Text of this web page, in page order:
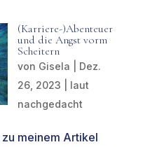
(Karriere-)Abenteuer
und die Angst vorm
Scheitern
von Gisela
Dez.
26, 2023
laut
nachgedacht
meinem Artikel